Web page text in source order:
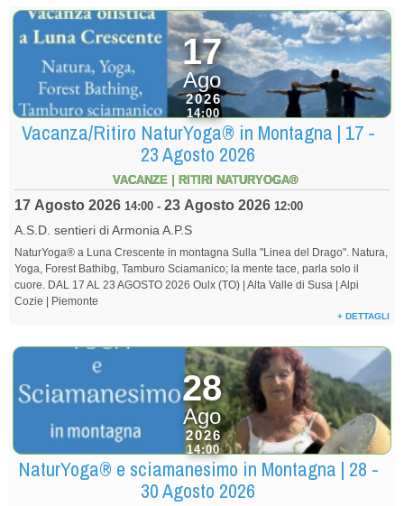
17
Ago
2026
14:00
Vacanza/Ritiro NaturYoga® in Montagna | 17 -
23 Agosto 2026
VACANZE | RITIRI NATURYOGA®
17 Agosto 2026 14:00 -23 Agosto 2026 12:00
A.S.D. sentieri di Armonia A.P.S
NaturYoga® a Luna Crescente in montagna Sulla "Linea del Drago". Natura,
Yoga, Forest Bathibg, Tamburo Sciamanico; la mente tace, parla solo il
cuore. DAL 17 AL 23 AGOSTO 2026 Oulx (TO) | Alta Valle di Susa | Alpi
Cozie | Piemonte
+ DETTAGLI
28
Ago
2026
14:00
NaturYoga® e sciamanesimo in Montagna | 28 -
30 Agosto 2026